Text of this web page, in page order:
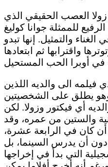
العصب الحقيقي الذي
للممثلة جوانا كوليغ
والتمثيل. إنها تبدو
واقترابها ثم ابتعادها
فيلمه الى والديه اللذين
يطلق على الشخصيتين
أي فيكتور وزولا. لكن
والستين من عمره، وقد
أن كان في الرابعة عشرة،
أن يدرس السينما، بل
التي بدأ في إخراجها